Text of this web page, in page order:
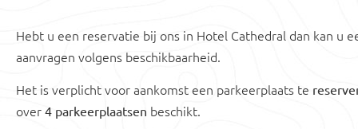
Hebt u een reservatie bij ons in Hotel Cathedral dan kan u
aanvragen volgens beschikbaarheid.
Het is verplicht voor aankomst een parkeerplaats te
over 4 parkeerplaatsen beschikt.